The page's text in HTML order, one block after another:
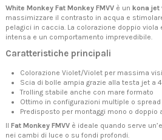
White Monkey Fat Monkey FMVV è un kona jet
massimizzare il contrasto in acqua e
pelagici in caccia. La colorazione doppio
intensa e un comportamento imprevedibile.
Caratteristiche principali
Colorazione Violet/Violet per massima
Scia di bolle ampia grazie alla testa jet a
Trolling stabile anche con mare formato
Ottimo in configurazioni multiple o spread
Predisposto per montaggi mono o doppio
Il Fat Monkey FMVV è ideale quando serve
nei cambi di luce o su fondi profondi.